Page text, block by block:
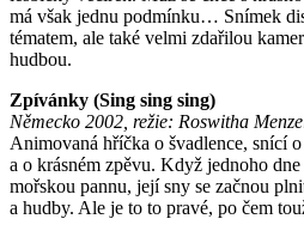
má však jednu podmínku… Snímek
tématem, ale také velmi zdařilou
hudbou.
Zpívánky (Sing sing sing)
Německo 2002, režie: Roswitha
Animovaná hříčka o švadlence, snící
a o krásném zpěvu. Když jednoho
mořskou pannu, její sny se začnou
a hudby. Ale je to to pravé, po čem